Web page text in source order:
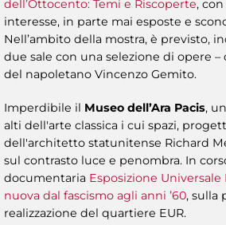
dell’Ottocento: Temi e Riscoperte,
interesse, in parte mai esposte e
Nell’ambito della mostra, è previsto,
due sale con una selezione di opere –
del napoletano Vincenzo Gemito.
Imperdibile il Museo dell’Ara Pacis,
alti dell'arte classica i cui spazi,
dell'architetto statunitense Richard
sul contrasto luce e penombra. In
documentaria Esposizione Universale
nuova dal fascismo agli anni ’60, sulla
realizzazione del quartiere EUR.